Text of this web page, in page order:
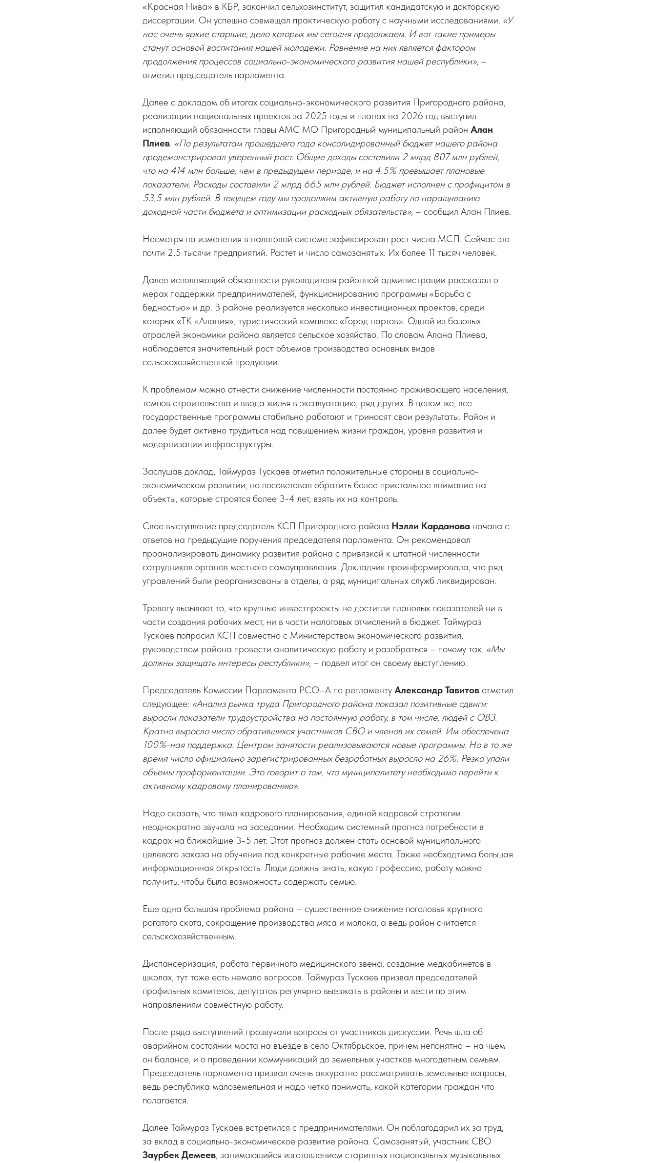
«Красная Нива» в КБР, закончил сельхозинститут, защитил кандидатскую и докторскую
диссертации. Он успешно совмещал практическую работу с научными исследованиями. «У
нас очень яркие старшие, дело которых мы сегодня продолжаем. И вот такие примеры
станут основой воспитания нашей молодежи. Равнение на них является фактором
продолжения процессов социально-экономического развития нашей республики», –
отметил председатель парламента.
Далее с докладом об итогах социально-экономического развития Пригородного района,
реализации национальных проектов за 2025 годы и планах на 2026 год выступил
исполняющий обязанности главы АМС МО Пригородный муниципальный район Алан
Плиев. «По результатам прошедшего года консолидированный бюджет нашего района
продемонстрировал уверенный рост. Общие доходы составили 2 млрд 807 млн рублей,
что на 414 млн больше, чем в предыдущем периоде, и на 4.5% превышает плановые
показатели. Расходы составили 2 млрд 665 млн рублей. Бюджет исполнен с профицитом в
53,5 млн рублей. В текущем году мы продолжим активную работу по наращиванию
доходной части бюджета и оптимизации расходных обязательств», – сообщил Алан Плиев.
Несмотря на изменения в налоговой системе зафиксирован рост числа МСП. Сейчас это
почти 2,5 тысячи предприятий. Растет и число самозанятых. Их более 11 тысяч человек.
Далее исполняющий обязанности руководителя районной администрации рассказал о
мерах поддержки предпринимателей, функционированию программы «Борьба с
бедностью» и др. В районе реализуется несколько инвестиционных проектов, среди
которых «ТК «Алания», туристический комплекс «Город нартов». Одной из базовых
отраслей экономики района является сельское хозяйство. По словам Алана Плиева,
наблюдается значительный рост объемов производства основных видов
сельскохозяйственной продукции.
К проблемам можно отнести снижение численности постоянно проживающего населения,
темпов строительства и ввода жилья в эксплуатацию, ряд других. В целом же, все
государственные программы стабильно работают и приносят свои результаты. Район и
далее будет активно трудиться над повышением жизни граждан, уровня развития и
модернизации инфраструктуры.
Заслушав доклад, Таймураз Тускаев отметил положительные стороны в социально-
экономическом развитии, но посоветовал обратить более пристальное внимание на
объекты, которые строятся более 3-4 лет, взять их на контроль.
Свое выступление председатель КСП Пригородного района Нэлли Карданова начала с
ответов на предыдущие поручения председателя парламента. Он рекомендовал
проанализировать динамику развития района с привязкой к штатной численности
сотрудников органов местного самоуправления. Докладчик проинформировала, что ряд
управлений были реорганизованы в отделы, а ряд муниципальных служб ликвидирован.
Тревогу вызывает то, что крупные инвестпроекты не достигли плановых показателей ни в
части создания рабочих мест, ни в части налоговых отчислений в бюджет. Таймураз
Тускаев попросил КСП совместно с Министерством экономического развития,
руководством района провести аналитическую работу и разобраться – почему так. «Мы
должны защищать интересы республики», – подвел итог он своему выступлению.
Председатель Комиссии Парламента РСО–А по регламенту Александр Тавитов отметил
следующее: «Анализ рынка труда Пригородного района показал позитивные сдвиги:
выросли показатели трудоустройства на постоянную работу, в том числе, людей с ОВЗ.
Кратно выросло число обратившихся участников СВО и членов их семей. Им обеспечена
100%-ная поддержка. Центром занятости реализовываются новые программы. Но в то же
время число официально зарегистрированных безработных выросло на 26%. Резко упали
объемы профориентации. Это говорит о том, что муниципалитету необходимо перейти к
активному кадровому планированию».
Надо сказать, что тема кадрового планирования, единой кадровой стратегии
неоднократно звучала на заседании. Необходим системный прогноз потребности в
кадрах на ближайшие 3-5 лет. Этот прогноз должен стать основой муниципального
целевого заказа на обучение под конкретные рабочие места. Также необходтима большая
информационная открытость. Люди должны знать, какую профессию, работу можно
получить, чтобы была возможность содержать семью.
Еще одна большая проблема района – существенное снижение поголовья крупного
рогатого скота, сокращение производства мяса и молока, а ведь район считается
сельскохозяйственным.
Диспансеризация, работа первичного медицинского звена, создание медкабинетов в
школах, тут тоже есть немало вопросов. Таймураз Тускаев призвал председателей
профильных комитетов, депутатов регулярно выезжать в районы и вести по этим
направлениям совместную работу.
После ряда выступлений прозвучали вопросы от участников дискуссии. Речь шла об
аварийном состоянии моста на въезде в село Октябрьское, причем непонятно – на чьем
он балансе, и о проведении коммуникаций до земельных участков многодетным семьям.
Председатель парламента призвал очень аккуратно рассматривать земельные вопросы,
ведь республика малоземельная и надо четко понимать, какой категории граждан что
полагается.
Далее Таймураз Тускаев встретился с предпринимателями. Он поблагодарил их за труд,
за вклад в социально-экономическое развитие района. Самозанятый, участник СВО
Заурбек Демеев, занимающийся изготовлением старинных национальных музыкальных